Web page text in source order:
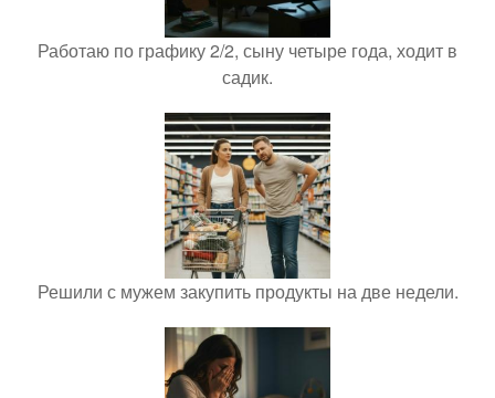
Работаю по графику 2/2, сыну четыре года, ходит в
садик.
Решили с мужем закупить продукты на две недели.